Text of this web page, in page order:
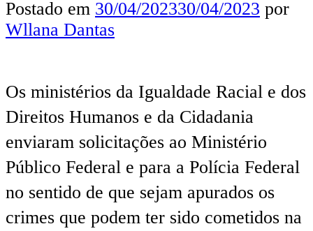
Postado em 30/04/202330/04/2023 por
Wllana Dantas
Os ministérios da Igualdade Racial e dos
Direitos Humanos e da Cidadania
enviaram solicitações ao Ministério
Público Federal e para a Polícia Federal
no sentido de que sejam apurados os
crimes que podem ter sido cometidos na